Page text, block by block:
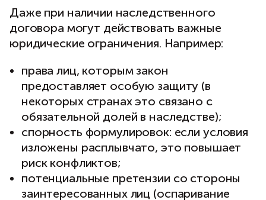
Даже при наличии наследственного
договора могут действовать важные
юридические ограничения. Например:
права лиц, которым закон
предоставляет особую защиту (в
некоторых странах это связано с
обязательной долей в наследстве);
спорность формулировок: если условия
изложены расплывчато, это повышает
риск конфликтов;
потенциальные претензии со стороны
заинтересованных лиц (оспаривание